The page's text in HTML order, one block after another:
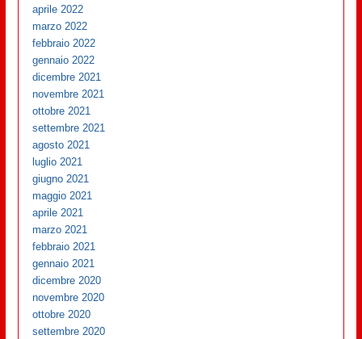
aprile 2022
marzo 2022
febbraio 2022
gennaio 2022
dicembre 2021
novembre 2021
ottobre 2021
settembre 2021
agosto 2021
luglio 2021
giugno 2021
maggio 2021
aprile 2021
marzo 2021
febbraio 2021
gennaio 2021
dicembre 2020
novembre 2020
ottobre 2020
settembre 2020